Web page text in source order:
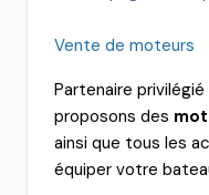
Vente de moteurs
Partenaire
proposons des
ainsi que tous les
équiper votre